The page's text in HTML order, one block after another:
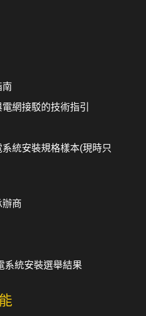
南
網接駁的技術指引
統安裝規格樣本(現時只
辦商
系統安裝選舉結果